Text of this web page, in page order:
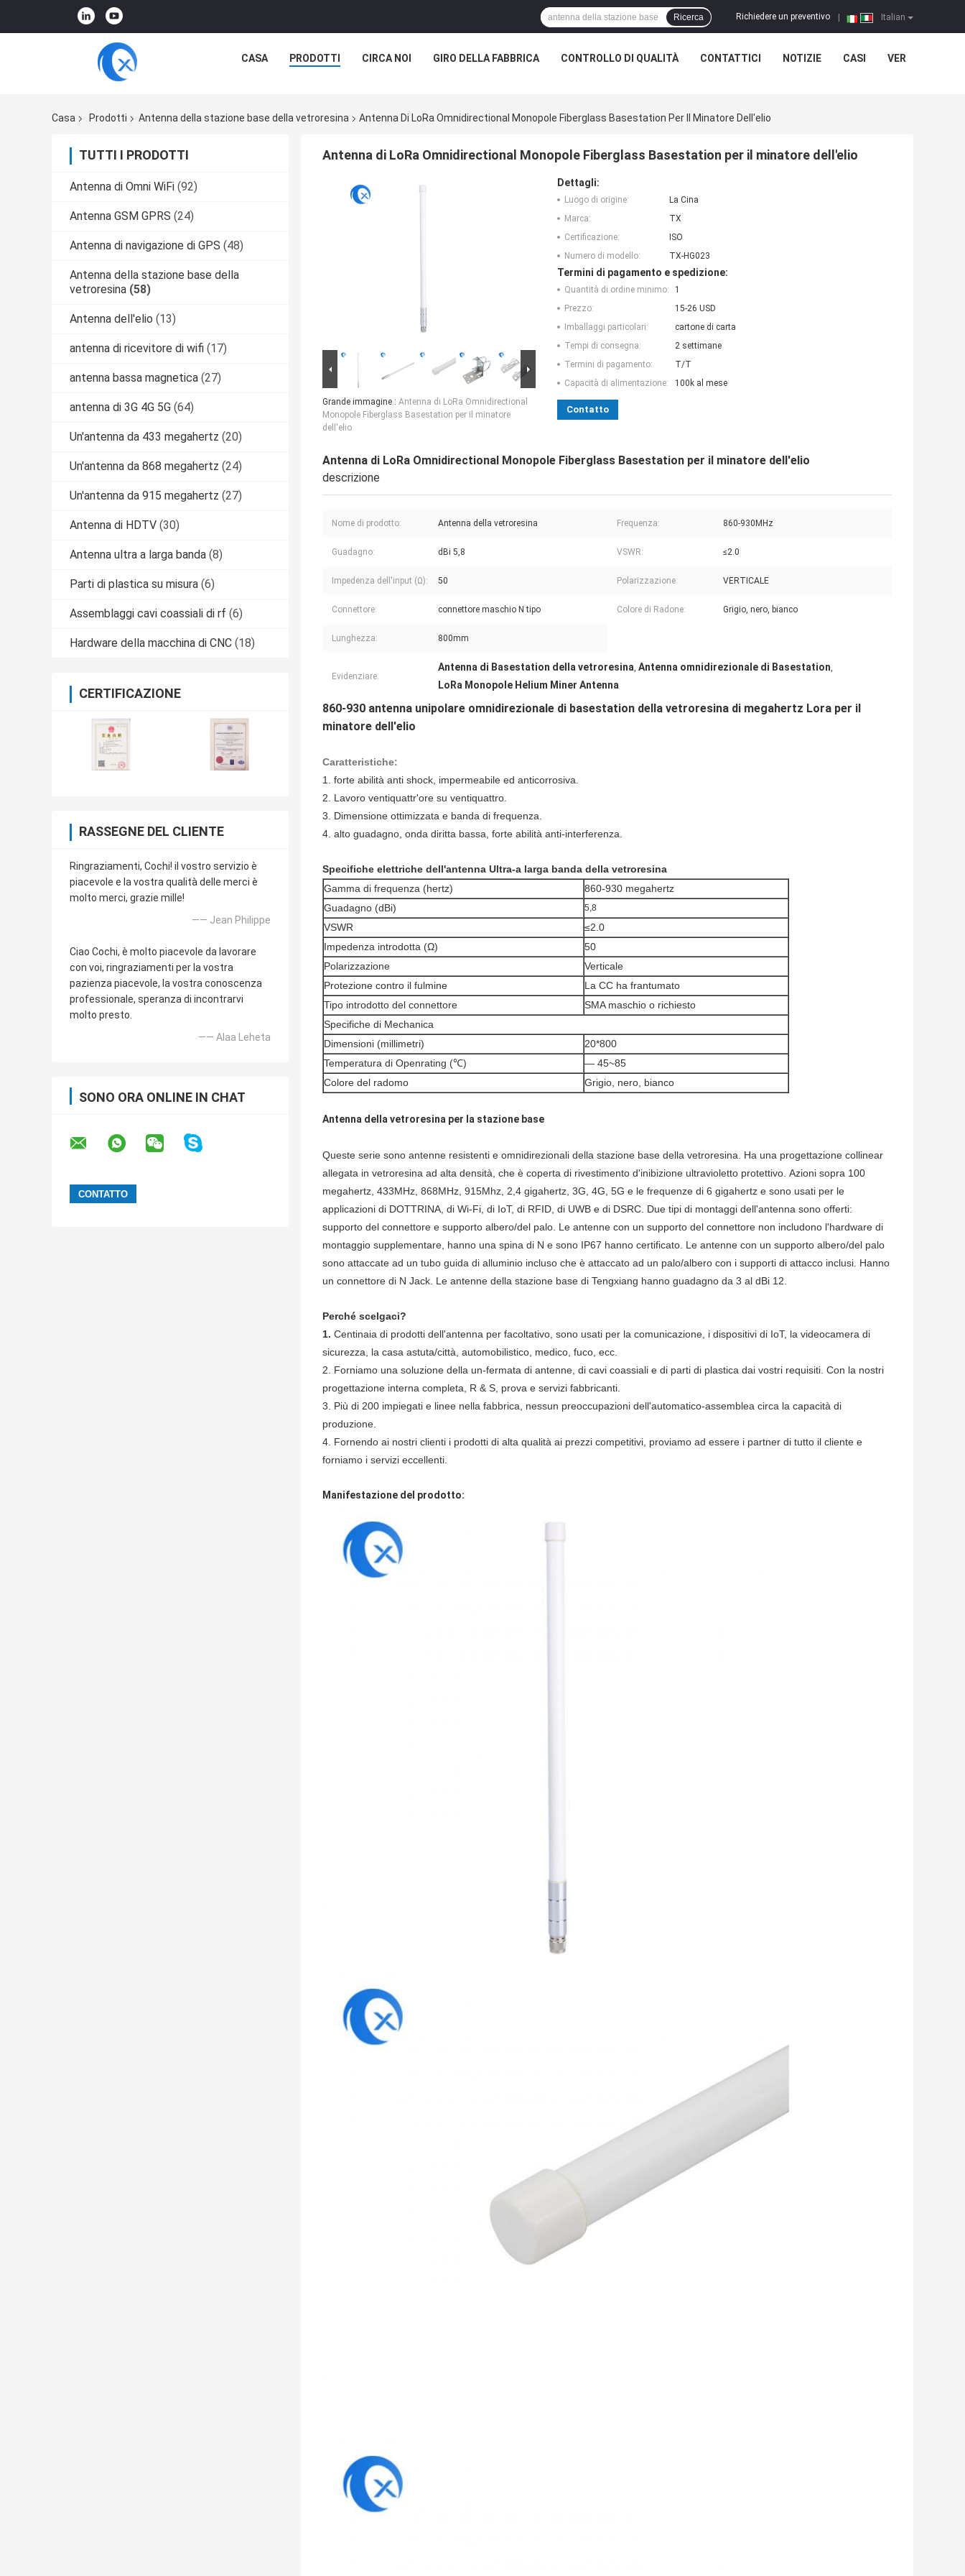
Italian
Richiedere un preventivo
Ricerca
CASA PRODOTTI CIRCA NOI GIRO DELLA FABBRICA CONTROLLO DI QUALITÀ CONTATTICI NOTIZIE CASI VER
Casa Prodotti Antenna della stazione base della vetroresina Antenna Di LoRa Omnidirectional Monopole Fiberglass Basestation Per Il Minatore Dell'elio
TUTTI I PRODOTTI
Antenna di Omni WiFi (92)
Antenna GSM GPRS (24)
Antenna di navigazione di GPS (48)
Antenna della stazione base della
vetroresina (58)
Antenna dell'elio (13)
antenna di ricevitore di wifi (17)
antenna bassa magnetica (27)
antenna di 3G 4G 5G (64)
Un'antenna da 433 megahertz (20)
Un'antenna da 868 megahertz (24)
Un'antenna da 915 megahertz (27)
Antenna di HDTV (30)
Antenna ultra a larga banda (8)
Parti di plastica su misura (6)
Assemblaggi cavi coassiali di rf (6)
Hardware della macchina di CNC (18)
CERTIFICAZIONE
RASSEGNE DEL CLIENTE
Ringraziamenti, Cochi! il vostro servizio è
piacevole e la vostra qualità delle merci è
molto merci, grazie mille!
—— Jean Philippe
Ciao Cochi, è molto piacevole da lavorare
con voi, ringraziamenti per la vostra
pazienza piacevole, la vostra conoscenza
professionale, speranza di incontrarvi
molto presto.
—— Alaa Leheta
SONO ORA ONLINE IN CHAT
Antenna di LoRa Omnidirectional Monopole Fiberglass Basestation per il minatore dell'elio
Grande immagine : Antenna di LoRa Omnidirectional
Monopole Fiberglass Basestation per il minatore
dell'elio
Dettagli:
Luogo di origine:
La Cina
Marca:
TX
Certificazione:
ISO
Numero di modello:
TX-HG023
Termini di pagamento e spedizione:
Quantità di ordine minimo:
1
Prezzo:
15-26 USD
Imballaggi particolari:
cartone di carta
Tempi di consegna:
2 settimane
Termini di pagamento:
T/T
Capacità di alimentazione:
100k al mese
Contatto
Antenna di LoRa Omnidirectional Monopole Fiberglass Basestation per il minatore dell'elio
descrizione
Nome di prodotto: Antenna della vetroresina Frequenza: 860-930MHz
Guadagno: dBi 5,8 VSWR: ≤2.0
Impedenza dell'input (Ω): 50 Polarizzazione: VERTICALE
Connettore: connettore maschio N tipo Colore di Radone: Grigio, nero, bianco
Lunghezza: 800mm
Evidenziare:
Antenna di Basestation della vetroresina, Antenna omnidirezionale di Basestation,
LoRa Monopole Helium Miner Antenna
860-930 antenna unipolare omnidirezionale di basestation della vetroresina di megahertz Lora per il
minatore dell'elio
Caratteristiche:
1. forte abilità anti shock, impermeabile ed anticorrosiva.
2. Lavoro ventiquattr'ore su ventiquattro.
3. Dimensione ottimizzata e banda di frequenza.
4. alto guadagno, onda diritta bassa, forte abilità anti-interferenza.
Specifiche elettriche dell'antenna Ultra-a larga banda della vetroresina
Gamma di frequenza (hertz)
860-930 megahertz
Guadagno (dBi)
5,8
VSWR
≤2.0
Impedenza introdotta (Ω)
50
Polarizzazione
Verticale
Protezione contro il fulmine
La CC ha frantumato
Tipo introdotto del connettore
SMA maschio o richiesto
Specifiche di Mechanica
Dimensioni (millimetri)
20*800
Temperatura di Openrating (℃)
— 45~85
Colore del radomo
Grigio, nero, bianco
Antenna della vetroresina per la stazione base
Queste serie sono antenne resistenti e omnidirezionali della stazione base della vetroresina. Ha una progettazione collinear
allegata in vetroresina ad alta densità, che è coperta di rivestimento d'inibizione ultravioletto protettivo. Azioni sopra 100
megahertz, 433MHz, 868MHz, 915Mhz, 2,4 gigahertz, 3G, 4G, 5G e le frequenze di 6 gigahertz e sono usati per le
applicazioni di DOTTRINA, di Wi-Fi, di IoT, di RFID, di UWB e di DSRC. Due tipi di montaggi dell'antenna sono offerti:
supporto del connettore e supporto albero/del palo. Le antenne con un supporto del connettore non includono l'hardware di
montaggio supplementare, hanno una spina di N e sono IP67 hanno certificato. Le antenne con un supporto albero/del palo
sono attaccate ad un tubo guida di alluminio incluso che è attaccato ad un palo/albero con i supporti di attacco inclusi. Hanno
un connettore di N Jack. Le antenne della stazione base di Tengxiang hanno guadagno da 3 al dBi 12.
Perché scelgaci?
1. Centinaia di prodotti dell'antenna per facoltativo, sono usati per la comunicazione, i dispositivi di IoT, la videocamera di
sicurezza, la casa astuta/città, automobilistico, medico, fuco, ecc.
2. Forniamo una soluzione della un-fermata di antenne, di cavi coassiali e di parti di plastica dai vostri requisiti. Con la nostri
progettazione interna completa, R & S, prova e servizi fabbricanti.
3. Più di 200 impiegati e linee nella fabbrica, nessun preoccupazioni dell'automatico-assemblea circa la capacità di
produzione.
4. Fornendo ai nostri clienti i prodotti di alta qualità ai prezzi competitivi, proviamo ad essere i partner di tutto il cliente e
forniamo i servizi eccellenti.
Manifestazione del prodotto: